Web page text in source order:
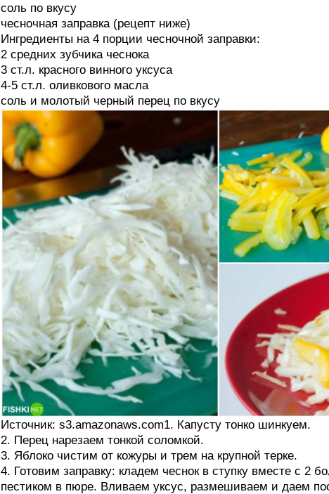
соль по вкусу
чесночная заправка (рецепт ниже)
Ингредиенты на 4 порции чесночной заправки:
2 средних зубчика чеснока
3 ст.л. красного винного уксуса
4-5 ст.л. оливкового масла
соль и молотый черный перец по вкусу
Источник: s3.amazonaws.com1. Капусту тонко шинкуем.
2. Перец нарезаем тонкой соломкой.
3. Яблоко чистим от кожуры и трем на крупной терке.
4. Готовим заправку: кладем чеснок в ступку вместе с 2
пестиком в пюре. Вливаем уксус, размешиваем и даем